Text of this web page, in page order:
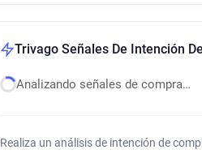
Trivago Señales De Intención
Analizando señales de compra…
Realiza un análisis de intención de